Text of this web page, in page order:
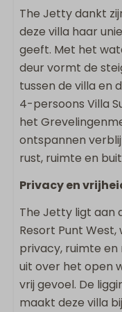
Strijkplank
Vaatwasser
Wasrek
Keukengerei
Inductie
Combi-
Koelkast met
Nespresso
Waterkoker
Buiten
Eettafel buiten
Open terras
Aanlegsteiger
Loungebank
Ligstoelen
The Jetty dankt
deze villa haar
geeft. Met het
deur vormt de
tussen de villa en
4-persoons Villa
het
ontspannen
rust, ruimte en
Privacy en
The Jetty ligt aan
Resort Punt
privacy, ruimte
uit over het open
vrij gevoel. De
maakt deze villa